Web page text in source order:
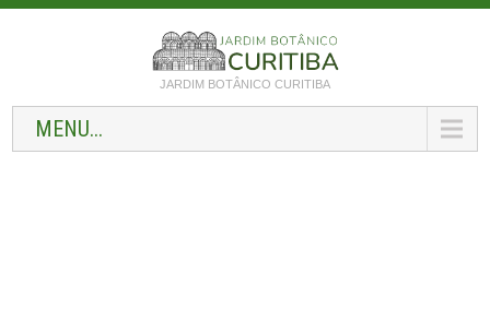
JARDIM BOTÂNICO CURITIBA
MENU...